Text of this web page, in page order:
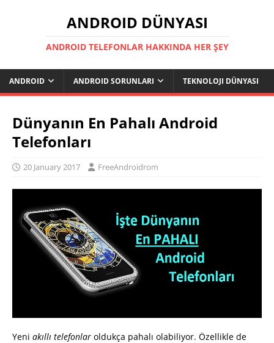
ANDROID DÜNYASI
ANDROID TELEFONLAR HAKKINDA HER ŞEY
ANDROID ANDROID SORUNLARI TEKNOLOJI DÜNYASI
Dünyanın En Pahalı Android
Telefonları
20 January 2017 FreeAndroidrom
Yeni akıllı telefonlar oldukça pahalı olabiliyor. Özellikle de